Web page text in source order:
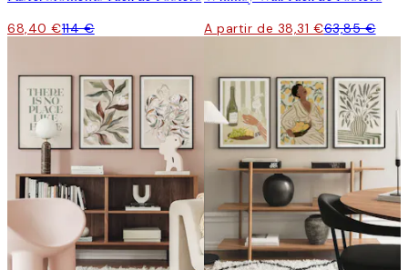
68,40 €114 € A partir de 38,31 €63,85 €